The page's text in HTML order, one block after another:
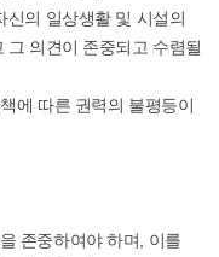
신의 일상생활 및 시설의
의견이 존중되고 수렴될
에 따른 권력의 불평등이
존중하여야 하며, 이를